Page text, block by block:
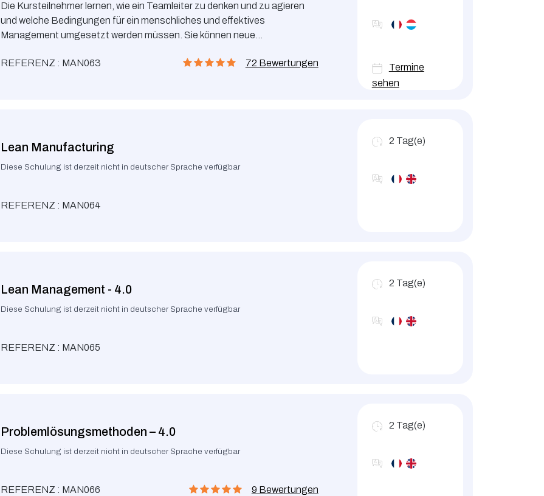
Die Kursteilnehmer lernen, wie ein Teamleiter zu denken und zu agieren
und welche Bedingungen für ein menschliches und effektives
Management umgesetzt werden müssen. Sie können neue
entscheidend sind, um ihr Team in der heutigen Arbeitswelt zu
REFERENZ : MAN063 72 Bewertungen
Termine
sehen
Lean Manufacturing
Diese Schulung ist derzeit nicht in deutscher Sprache verfügbar
REFERENZ : MAN064
2 Tag(e)
Lean Management - 4.0
Diese Schulung ist derzeit nicht in deutscher Sprache verfügbar
REFERENZ : MAN065
2 Tag(e)
Problemlösungsmethoden – 4.0
Diese Schulung ist derzeit nicht in deutscher Sprache verfügbar
REFERENZ : MAN066 9 Bewertungen
2 Tag(e)